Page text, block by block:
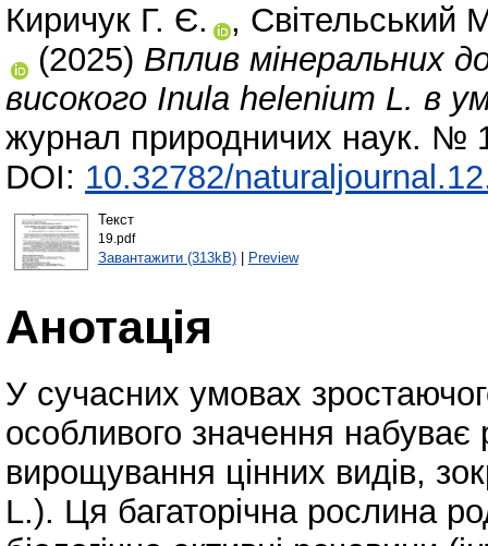
Киричук Г. Є. , Світельський
(2025) Вплив мінеральних
високого Inula helenium L. в
журнал природничих наук. №
DOI: 10.32782/
Текст
19.pdf
Завантажити (313kB)| Preview
Анотація
У сучасних умовах
особливого значення набуває
вирощування цінних видів,
L.). Ця багаторічна рослина